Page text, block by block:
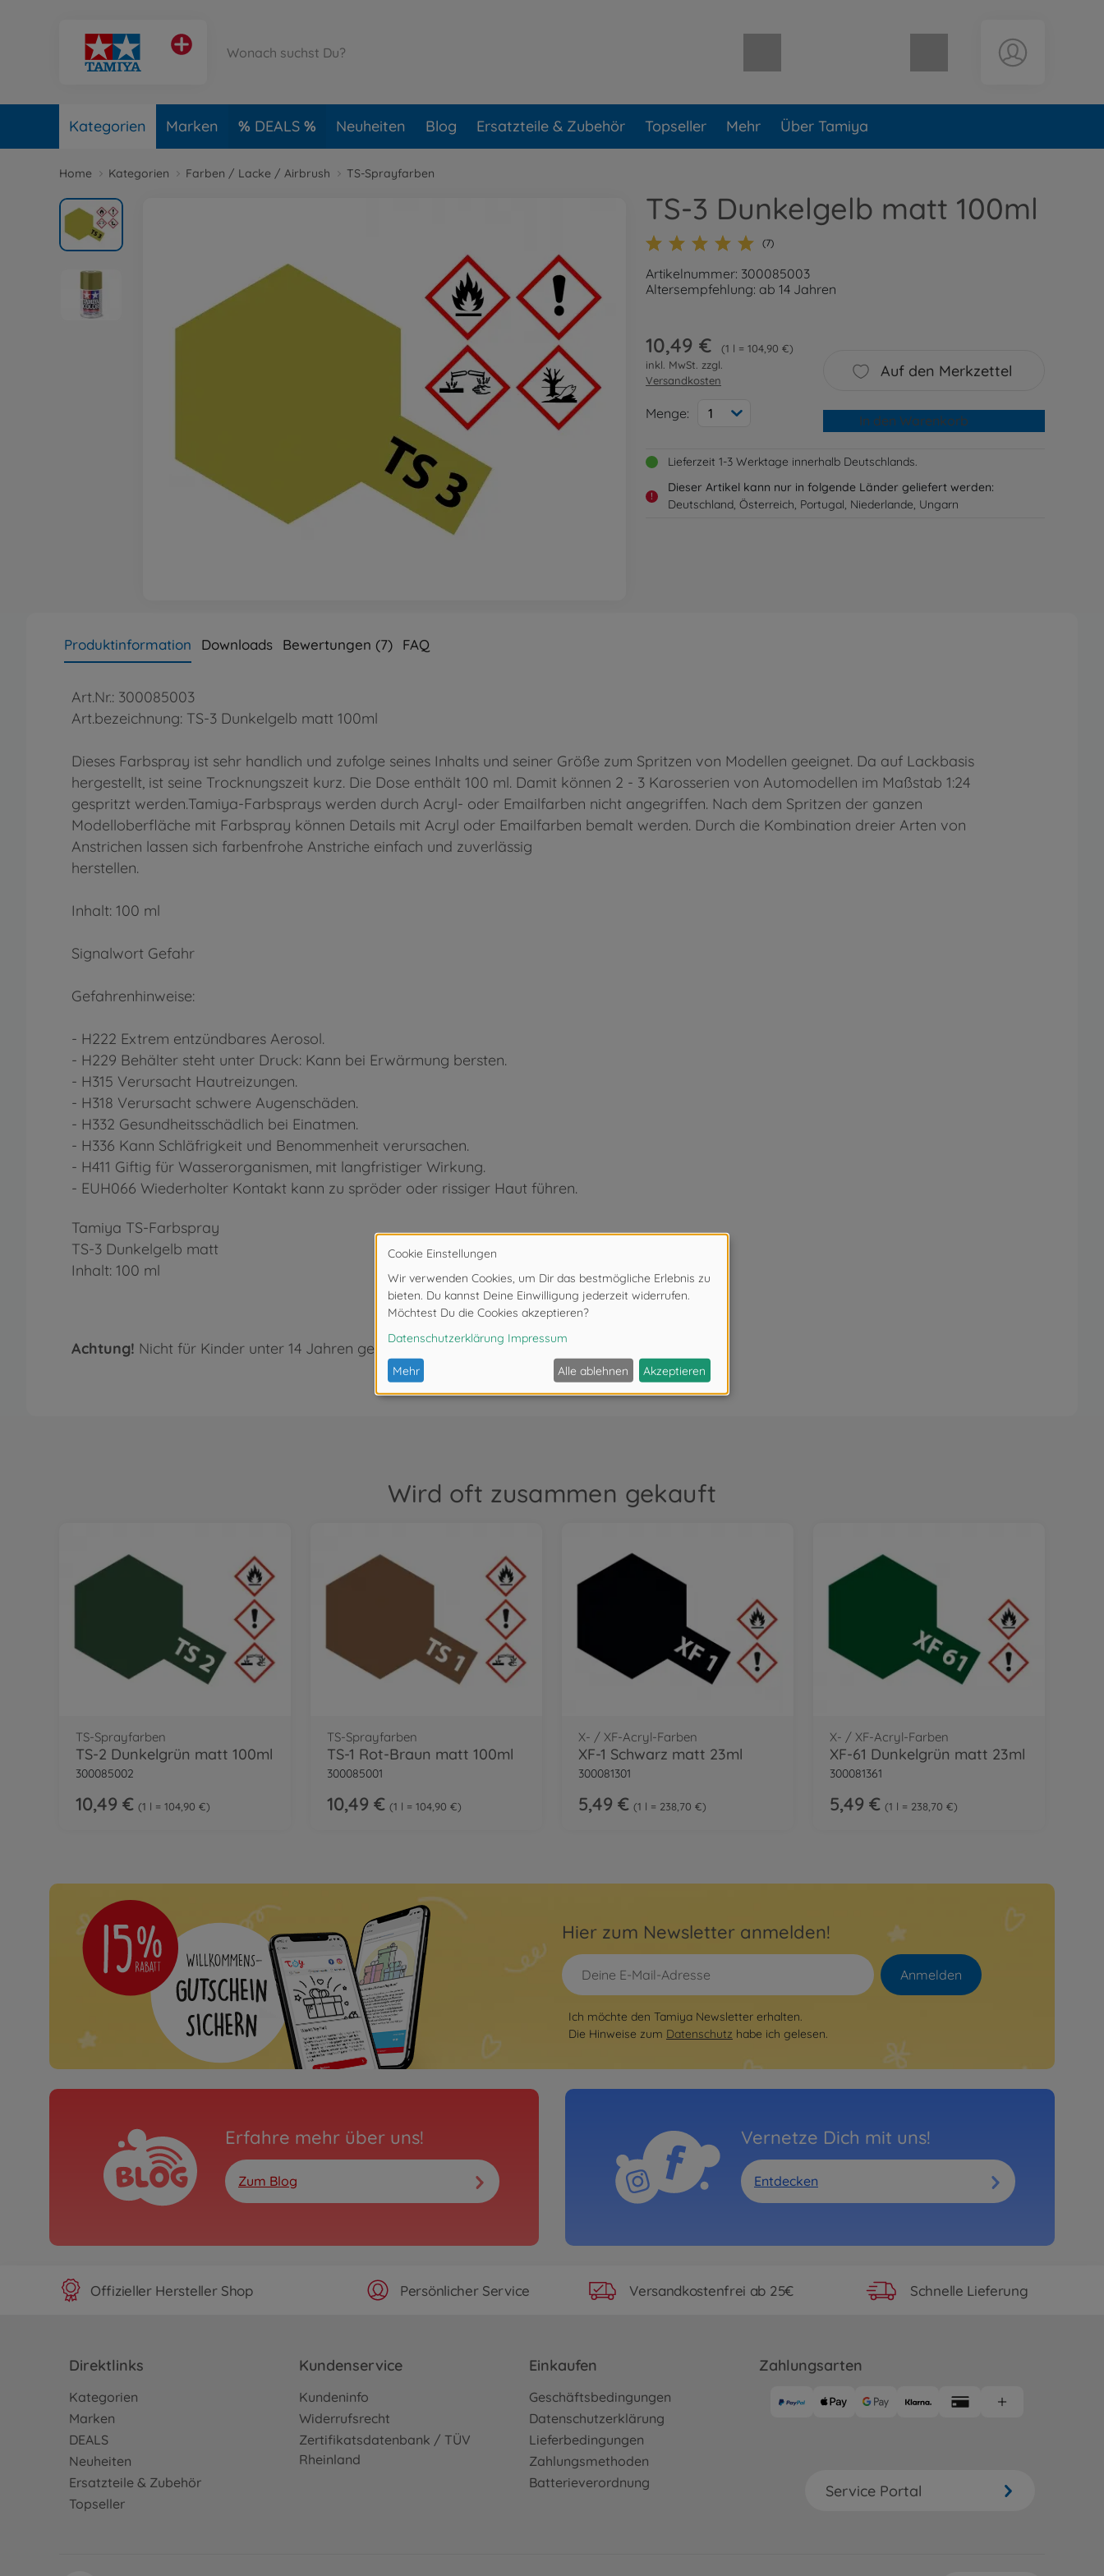
Warenkorb leer
Kategorien Marken DEALS Neuheiten Blog Ersatzteile & Zubehör Topseller Mehr Über Tamiya
Home Kategorien Farben / Lacke / Airbrush TS-Sprayfarben
TS-3 Dunkelgelb matt 100ml
(7)
Artikelnummer: 300085003
Altersempfehlung: ab 14 Jahren
10,49 €
1 l = 104,90 €
inkl. MwSt. zzgl.
Versandkosten
Menge: 1
Auf den Merkzettel
In den Warenkorb
Lieferzeit 1-3 Werktage innerhalb Deutschlands.
!
Dieser Artikel kann nur in folgende Länder geliefert werden:
Deutschland, Österreich, Portugal, Niederlande, Ungarn
Produktinformation Downloads Bewertungen (7) FAQ
Art.Nr.: 300085003
Art.bezeichnung: TS-3 Dunkelgelb matt 100ml
Dieses Farbspray ist sehr handlich und zufolge seines Inhalts und seiner Größe zum Spritzen von Modellen geeignet. Da auf Lackbasis
hergestellt, ist seine Trocknungszeit kurz. Die Dose enthält 100 ml. Damit können 2 - 3 Karosserien von Automodellen im Maßstab 1:24
gespritzt werden.Tamiya-Farbsprays werden durch Acryl- oder Emailfarben nicht angegriffen. Nach dem Spritzen der ganzen
Modelloberfläche mit Farbspray können Details mit Acryl oder Emailfarben bemalt werden. Durch die Kombination dreier Arten von
Anstrichen lassen sich farbenfrohe Anstriche einfach und zuverlässig
herstellen.
Inhalt: 100 ml
Signalwort Gefahr
Gefahrenhinweise:
- H222 Extrem entzündbares Aerosol.
- H229 Behälter steht unter Druck: Kann bei Erwärmung bersten.
- H315 Verursacht Hautreizungen.
- H318 Verursacht schwere Augenschäden.
- H332 Gesundheitsschädlich bei Einatmen.
- H336 Kann Schläfrigkeit und Benommenheit verursachen.
- H411 Giftig für Wasserorganismen, mit langfristiger Wirkung.
- EUH066 Wiederholter Kontakt kann zu spröder oder rissiger Haut führen.
Tamiya TS-Farbspray
TS-3 Dunkelgelb matt
Inhalt: 100 ml
Achtung! Nicht für Kinder unter 14 Jahren geeignet.
Wird oft zusammen gekauft
TS-Sprayfarben
TS-2 Dunkelgrün matt 100ml
300085002
10,49 € 1 l = 104,90 €
TS-Sprayfarben
TS-1 Rot-Braun matt 100ml
300085001
10,49 € 1 l = 104,90 €
X- / XF-Acryl-Farben
XF-1 Schwarz matt 23ml
300081301
5,49 € 1 l = 238,70 €
X- / XF-Acryl-Farben
XF-61 Dunkelgrün matt 23ml
300081361
5,49 € 1 l = 238,70 €
Hier zum Newsletter anmelden!
Anmelden
Ich möchte den Tamiya Newsletter erhalten.
Die Hinweise zum Datenschutz habe ich gelesen.
Erfahre mehr über uns!
Zum Blog
Vernetze Dich mit uns!
Entdecken
Offizieller Hersteller Shop Persönlicher Service Versandkostenfrei ab 25€ Schnelle Lieferung
Direktlinks
Kategorien
Marken
DEALS
Neuheiten
Ersatzteile & Zubehör
Topseller
Kundenservice
Kundeninfo
Widerrufsrecht
Zertifikatsdatenbank / TÜV
Rheinland
Einkaufen
Geschäftsbedingungen
Datenschutzerklärung
Lieferbedingungen
Zahlungsmethoden
Batterieverordnung
Zahlungsarten
Service Portal